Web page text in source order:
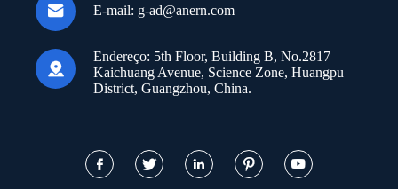
 E-mail: g-ad@anern.com

Endereço: 5th Floor, Building B, No.2817
Kaichuang Avenue, Science Zone, Huangpu
District, Guangzhou, China.
    